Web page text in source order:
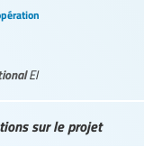
EI
sur le projet